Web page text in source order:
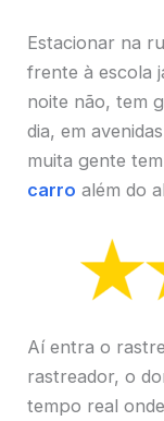
Estacionar na
frente à escola
noite não, tem
dia, em
muita gente
carro além do
Aí entra o
rastreador, o
tempo real